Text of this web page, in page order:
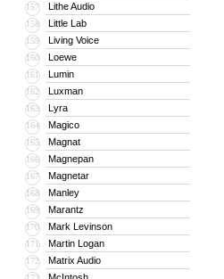
157 Lithe Audio
158 Little Lab
159 Living Voice
160 Loewe
161 Lumin
162 Luxman
163 Lyra
164 Magico
165 Magnat
166 Magnepan
167 Magnetar
168 Manley
169 Marantz
170 Mark Levinson
171 Martin Logan
172 Matrix Audio